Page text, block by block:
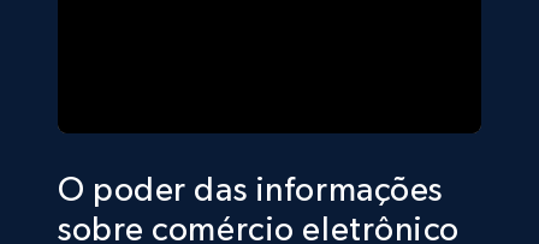
O poder das informações
sobre comércio eletrônico